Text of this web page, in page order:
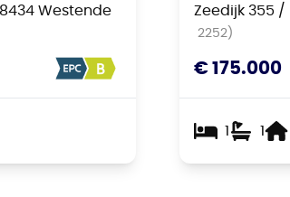
Westende Zeedijk 355 /
2252)
€ 175.000
1 1